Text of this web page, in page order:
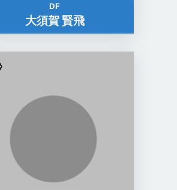
DF
大須賀 賢飛